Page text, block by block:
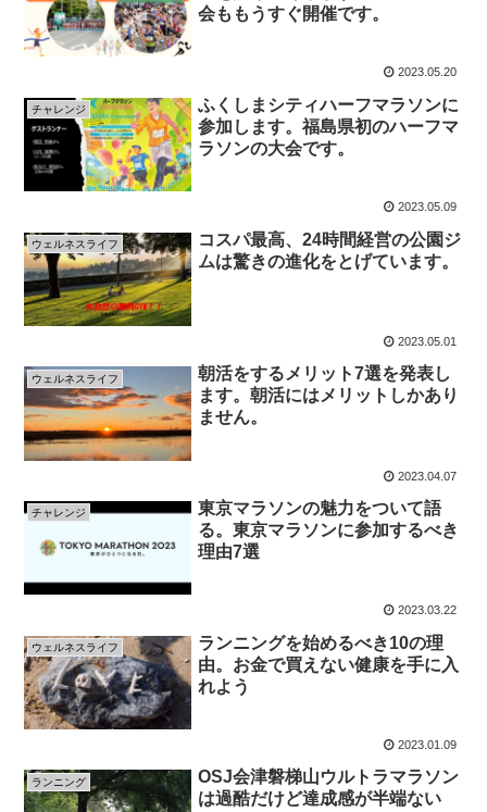
会ももうすぐ開催です。
2023.05.20
チャレンジ
ふくしまシティハーフマラソンに
参加します。福島県初のハーフマ
ラソンの大会です。
2023.05.09
ウェルネスライフ
コスパ最高、24時間経営の公園ジ
ムは驚きの進化をとげています。
2023.05.01
ウェルネスライフ
朝活をするメリット7選を発表し
ます。朝活にはメリットしかあり
ません。
2023.04.07
チャレンジ
東京マラソンの魅力をついて語
る。東京マラソンに参加するべき
理由7選
2023.03.22
ウェルネスライフ
ランニングを始めるべき10の理
由。お金で買えない健康を手に入
れよう
2023.01.09
ランニング
OSJ会津磐梯山ウルトラマラソン
は過酷だけど達成感が半端ない